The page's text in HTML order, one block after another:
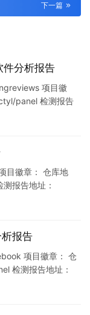
下一篇
分析报告
项目徽
panel 检测报告
目徽章： 仓库地
报告地址：
提供…
报告
项目徽章： 仓
检测报告地址：